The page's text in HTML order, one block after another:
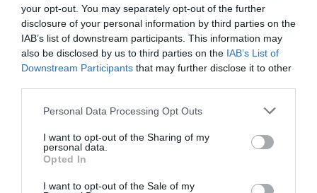
your opt-out. You may separately opt-out of the further
disclosure of your personal information by third parties on the
IAB’s list of downstream participants. This information may
also be disclosed by us to third parties on the IAB’s List of
Downstream Participants that may further disclose it to other
Personal Data Processing Opt Outs
I want to opt-out of the Sharing of my
personal data.
Opted In
I want to opt-out of the Sale of my
μοιάζει να περιμένει ανυπόμονα τους
καλεσμένους για να τους εντυπωσιάσει με
εδέσματα. Η κουζίνα, που σχεδιάστηκε σύμφωνα
με τους κανόνες που ορίζουν τα σύγχρονα
πρότυπα και αποτελεί το κέντρο του σπιτιού,
είναι απλή, όμορφη και λειτουργική για να
εξυπηρετεί τις απαιτήσεις της καθημερινότητας.